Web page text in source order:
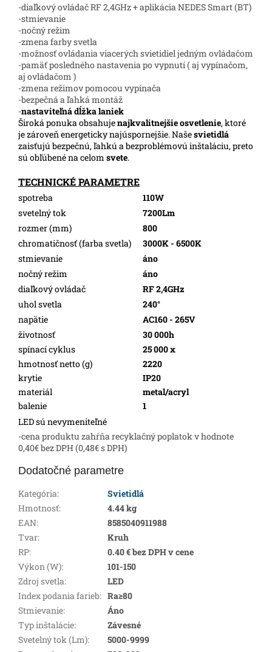
-diaľkový ovládač RF 2,4GHz + aplikácia NEDES Smart (BT)
-stmievanie
-nočný režim
-zmena farby svetla
-možnosť ovládania viacerých svietidiel jedným ovládačom
-pamäť posledného nastavenia po vypnutí ( aj vypínačom,
aj ovládačom )
-zmena režimov pomocou vypínača
-bezpečná a ľahká montáž
-nastaviteľná dĺžka laniek
Široká ponuka obsahujenajkvalitnejšie osvetlenie, ktoré
je zároveň energeticky najúspornejšie. Našesvietidlá
zaisťujú bezpečnú, ľahkú a bezproblémovú inštaláciu, preto
sú obľúbené na celom svete.
TECHNICKÉ PARAMETRE
spotreba
110W
svetelný tok
7200Lm
rozmer (mm)
800
chromatičnosť (farba svetla)
3000K - 6500K
stmievanie
áno
nočný režim
áno
diaľkový ovládač
RF 2,4GHz
uhol svetla
240°
napätie
AC160 - 265V
životnosť
30 000h
spínací cyklus
25 000 x
hmotnosť netto (g)
2220
krytie
IP20
materiál
metal/acryl
balenie
1
LED sú nevymeniteľné
-cena produktu zahŕňa recyklačný poplatok v hodnote
0,40€ bez DPH (0,48€ s DPH)
Dodatočné parametre
Kategória:
Svietidlá
Hmotnosť:
4.44 kg
EAN:
8585040911988
Tvar:
Kruh
RP:
0.40 € bez DPH v cene
Výkon (W):
101-150
Zdroj svetla:
LED
Index podania farieb: Ra≥80
Stmievanie:
Áno
Typ inštalácie:
Závesné
Svetelný tok (Lm):
5000-9999